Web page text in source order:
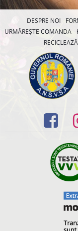
DESPRE NOI
URMĂREȘTE COMANDA
RECICLEAZĂ